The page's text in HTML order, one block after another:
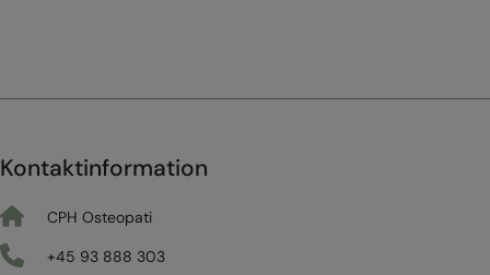
Kontaktinformation
CPH Osteopati
+45 93 888 303